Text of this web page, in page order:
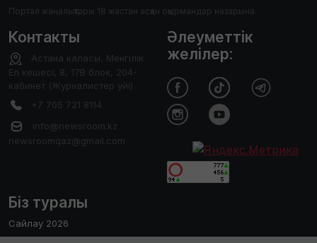
Портал жаңалықтары 18 жастан асқан оқырмандар назарына.
Контакты
Астана каласы, Менгілік
Ел кешесі, 8, 17В блок, 204-
кабинет (Журналистер уйі)
+7 705 721 8114
info@newsroom.kz
newsroomqaz@gmail.com
Біз туралы
Сайлау 2026
Әлеуметтік
желілер: